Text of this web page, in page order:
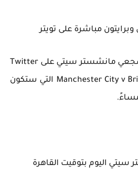
مباشرة على تويتر
يبحث العديد من مشجعي مانشستر سيتي على Twitter
عن لعبة Manchester City v Brighton Live التي ستكون
سيتي اليوم بتوقيت القاهرة